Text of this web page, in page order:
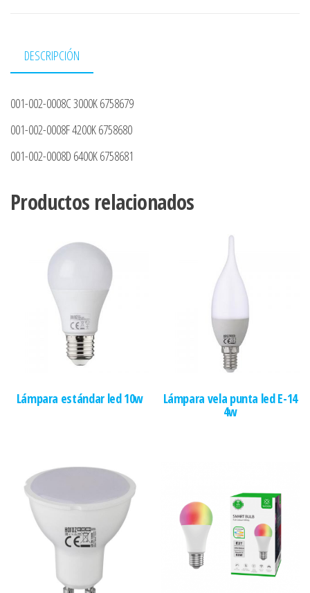
DESCRIPCIÓN
001-002-0008C 3000K 6758679
001-002-0008F 4200K 6758680
001-002-0008D 6400K 6758681
Productos relacionados
Lámpara estándar led 10w Lámpara vela punta led E-14
4w